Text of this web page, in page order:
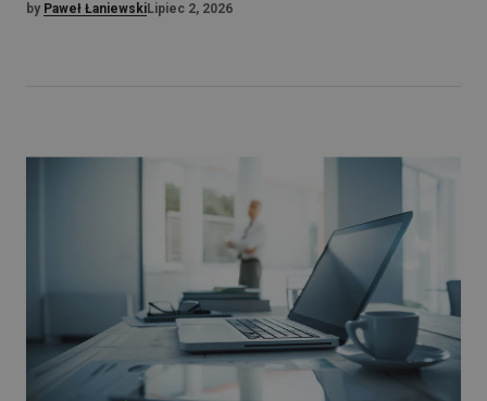
by Paweł ŁaniewskiLipiec 2, 2026